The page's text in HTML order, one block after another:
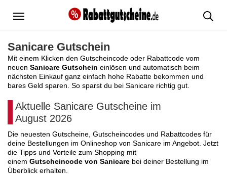
Menü
Sanicare Gutschein
Mit einem Klicken den Gutscheincode oder Rabattcode vom
neuen Sanicare Gutschein einlösen und automatisch beim
nächsten Einkauf ganz einfach hohe Rabatte bekommen und
bares Geld sparen. So sparst du bei Sanicare richtig gut.
Aktuelle Sanicare Gutscheine im
August 2026
Die neuesten Gutscheine, Gutscheincodes und Rabattcodes für
deine Bestellungen im Onlineshop von Sanicare im Angebot. Jetzt
die Tipps und Vorteile zum Shopping mit
einem Gutscheincode von Sanicare bei deiner Bestellung im
Überblick erhalten.